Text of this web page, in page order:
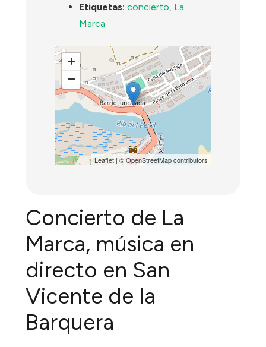
Etiquetas: concierto, La
Marca
+
−
Leaflet| ©OpenStreetMapcontributors
Concierto de La
Marca, música en
directo en San
Vicente de la
Barquera